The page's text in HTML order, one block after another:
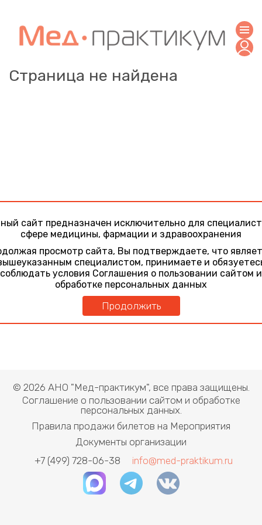
Страница не найдена
© 2026 АНО "Мед-практикум", все права защищены.
Соглашение о пользовании сайтом и обработке
персональных данных.
Правила продажи билетов на Мероприятия
Документы организации
+7 (499) 728-06-38
info@med-praktikum.ru
сайт предназначен исключительно для
сфере медицины, фармации и здравоохранения
просмотр сайта, Вы подтверждаете, что
специалистом, принимаете и
соблюдать условия Соглашения о пользовании сайтом и
обработке персональных данных
Продолжить